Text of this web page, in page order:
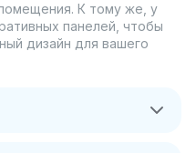
К тому же, у
панелей, чтобы
дизайн для вашего